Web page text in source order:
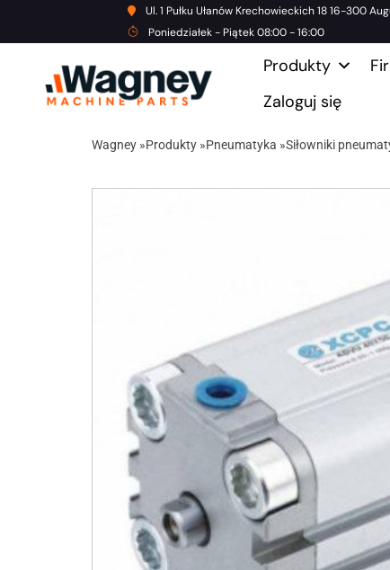
Ul. 1 Pułku Ułanów Krechowieckich 18 16-300
Poniedziałek - Piątek 08:00 - 16:00
Produkty
Zaloguj się
Wagney »Produkty »Pneumatyka »Siłowniki